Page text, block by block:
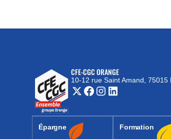
CFE-CGC ORANGE
10-12 rue Saint Amand, 75015
(nouvelle fenêtre)
Épargne
(nouvelle fenêtre) Formation
(nouvelle